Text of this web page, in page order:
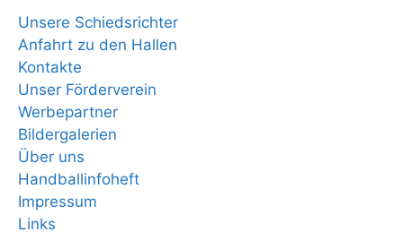
Unsere Schiedsrichter
Anfahrt zu den Hallen
Kontakte
Unser Förderverein
Werbepartner
Bildergalerien
Über uns
Handballinfoheft
Impressum
Links